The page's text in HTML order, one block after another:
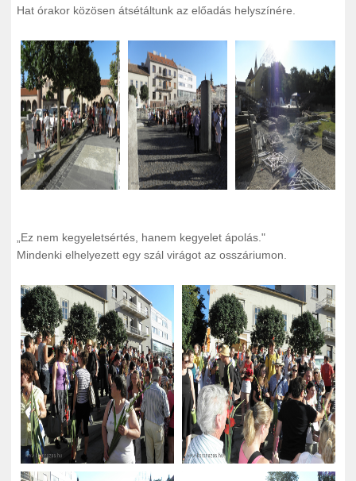
Hat órakor közösen átsétáltunk az előadás helyszínére.
Ez nem kegyeletsértés, hanem kegyelet ápolás."
Mindenki elhelyezett egy szál virágot az osszáriumon.